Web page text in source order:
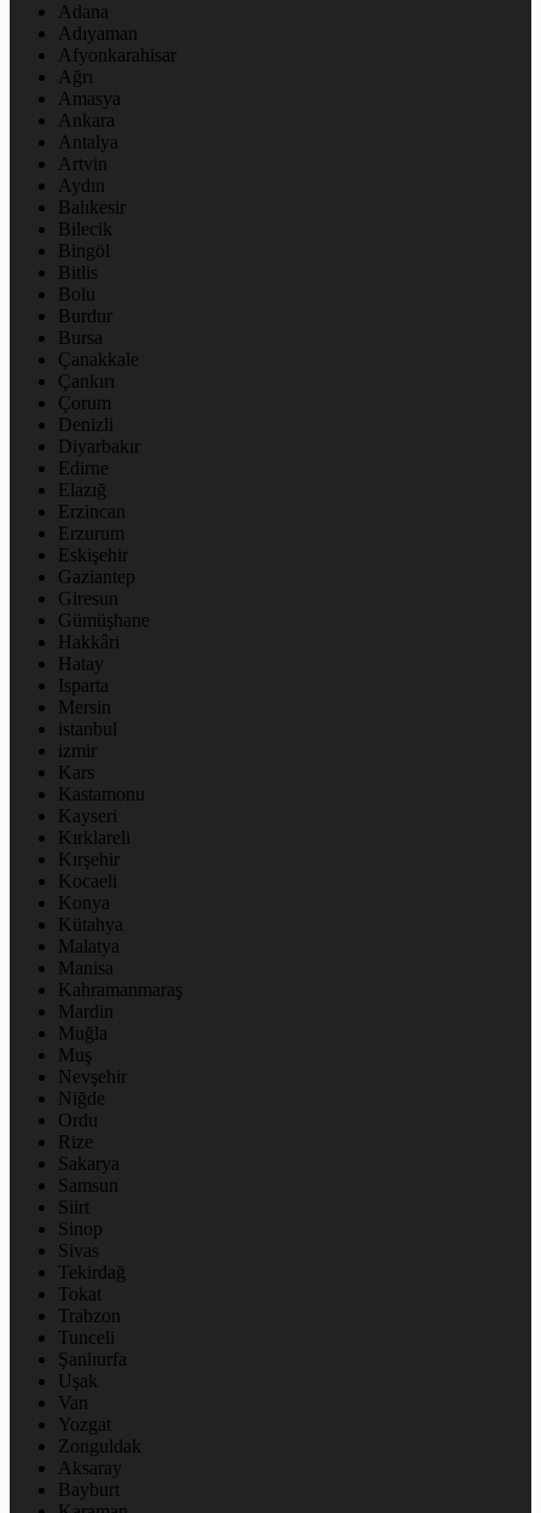
Adana
Adıyaman
Afyonkarahisar
Ağrı
Amasya
Ankara
Antalya
Artvin
Aydın
Balıkesir
Bilecik
Bingöl
Bitlis
Bolu
Burdur
Bursa
Çanakkale
Çankırı
Çorum
Denizli
Diyarbakır
Edirne
Elazığ
Erzincan
Erzurum
Eskişehir
Gaziantep
Giresun
Gümüşhane
Hakkâri
Hatay
Isparta
Mersin
istanbul
izmir
Kars
Kastamonu
Kayseri
Kırklareli
Kırşehir
Kocaeli
Konya
Kütahya
Malatya
Manisa
Kahramanmaraş
Mardin
Muğla
Muş
Nevşehir
Niğde
Ordu
Rize
Sakarya
Samsun
Siirt
Sinop
Sivas
Tekirdağ
Tokat
Trabzon
Tunceli
Şanlıurfa
Uşak
Van
Yozgat
Zonguldak
Aksaray
Bayburt